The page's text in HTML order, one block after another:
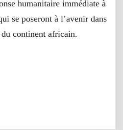
humanitaire immédiate à
se poseront à l’avenir dans
continent africain.